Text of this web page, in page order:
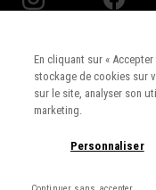
Pays : UNITED STATES
Français
En cliquant sur «
stockage de cookies sur
sur le site, analyser son
marketing.
Personnaliser